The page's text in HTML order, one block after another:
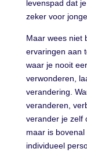
levenspad dat
zeker voor
Maar wees niet
ervaringen aan
waar je nooit
verwonderen,
verandering.
veranderen,
verander je zelf
maar is
individueel